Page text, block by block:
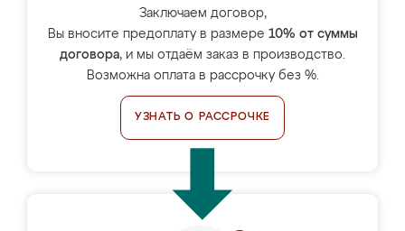
Заключаем договор,
Вы вносите предоплату в размере 10% от суммы
договора, и мы отдаём заказ в производство.
Возможна оплата в рассрочку без %.
УЗНАТЬ О РАССРОЧКЕ